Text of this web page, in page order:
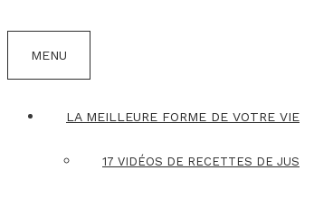
MENU
LA MEILLEURE FORME DE VOTRE VIE
17 VIDÉOS DE RECETTES DE JUS